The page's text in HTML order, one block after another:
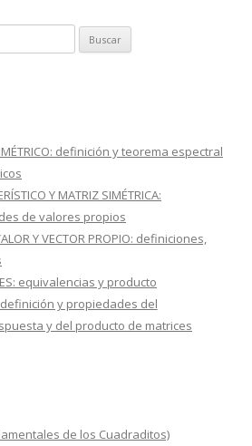
definición y teorema espectral
Y MATRIZ SIMÉTRICA:
de valores propios
Y VECTOR PROPIO: definiciones,
equivalencias y producto
y propiedades del
y del producto de matrices
de los Cuadraditos)